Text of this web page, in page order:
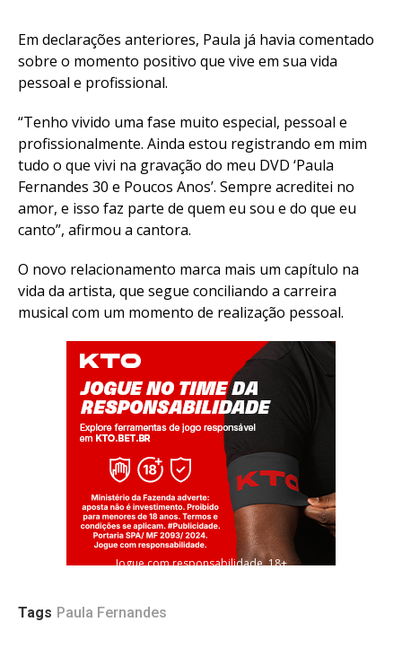
Em declarações anteriores, Paula já havia comentado
sobre o momento positivo que vive em sua vida
pessoal e profissional.
“Tenho vivido uma fase muito especial, pessoal e
profissionalmente. Ainda estou registrando em mim
tudo o que vivi na gravação do meu DVD ‘Paula
Fernandes 30 e Poucos Anos’. Sempre acreditei no
amor, e isso faz parte de quem eu sou e do que eu
canto”, afirmou a cantora.
O novo relacionamento marca mais um capítulo na
vida da artista, que segue conciliando a carreira
musical com um momento de realização pessoal.
Jogue com responsabilidade. 18+
Tags Paula Fernandes
Flipboard
Reddit
Whatsapp